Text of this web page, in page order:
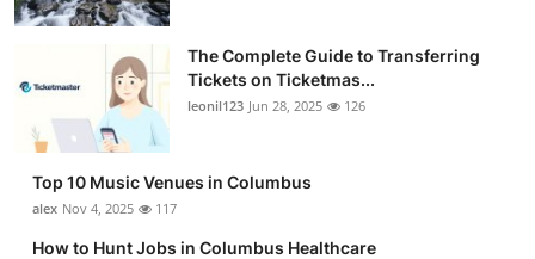
The Complete Guide to Transferring
Tickets on Ticketmas...
leonil123 Jun 28, 2025 126
Top 10 Music Venues in Columbus
alex Nov 4, 2025 117
How to Hunt Jobs in Columbus Healthcare